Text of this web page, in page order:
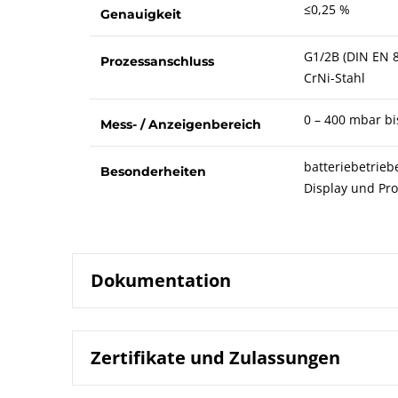
Genauigkeit ≤0,25 %
Prozessanschluss
G1/2B (DIN EN
CrNi-Stahl
Mess- / Anzeigenbereich 0 – 400 mbar
Besonderheiten
Display und
Dokumentation
Datenblatt 9662
Zertifikate und Zulassungen